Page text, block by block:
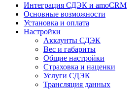
Интеграция СДЭК и amoCRM
Основные возможности
Установка и оплата
Настройки
Аккаунты СДЭК
Вес и габариты
Общие настройки
Страховка и наценки
Услуги СДЭК
Трансляция данных